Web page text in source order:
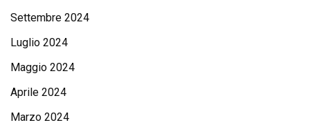
Settembre 2024
Luglio 2024
Maggio 2024
Aprile 2024
Marzo 2024